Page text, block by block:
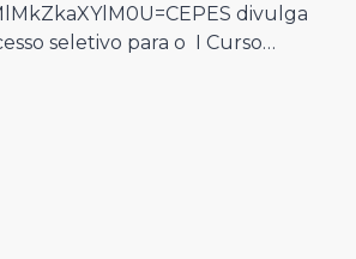
divulga
seletivo para o I Curso…